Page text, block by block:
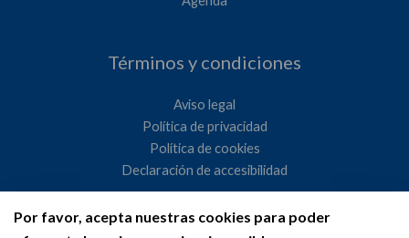
Por favor, acepta nuestras cookies para poder
Términos y condiciones
Aviso legal
Política de privacidad
Política de cookies
Declaración de accesibilidad
Ayuntamiento de Madrid